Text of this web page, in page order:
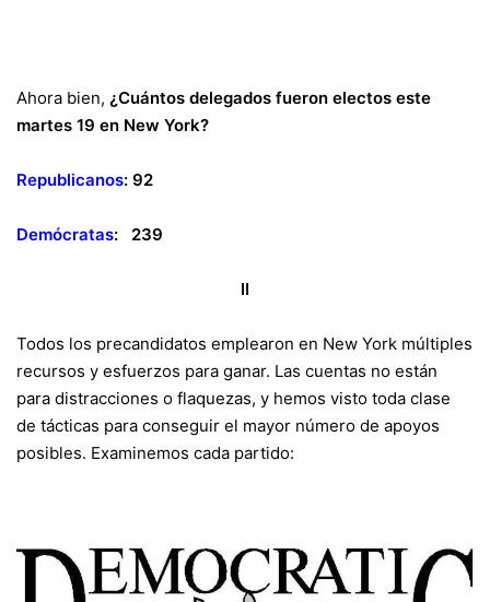
Ahora bien, ¿Cuántos delegados fueron electos este
martes 19 en New York?
Republicanos: 92
Demócratas: 239
II
Todos los precandidatos emplearon en New York múltiples
recursos y esfuerzos para ganar. Las cuentas no están
para distracciones o flaquezas, y hemos visto toda clase
de tácticas para conseguir el mayor número de apoyos
posibles. Examinemos cada partido: